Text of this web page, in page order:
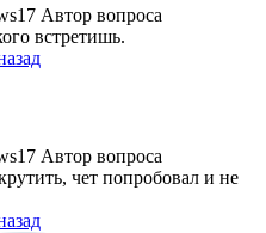
Автор вопроса
встретишь.
Автор вопроса
чет попробовал и не